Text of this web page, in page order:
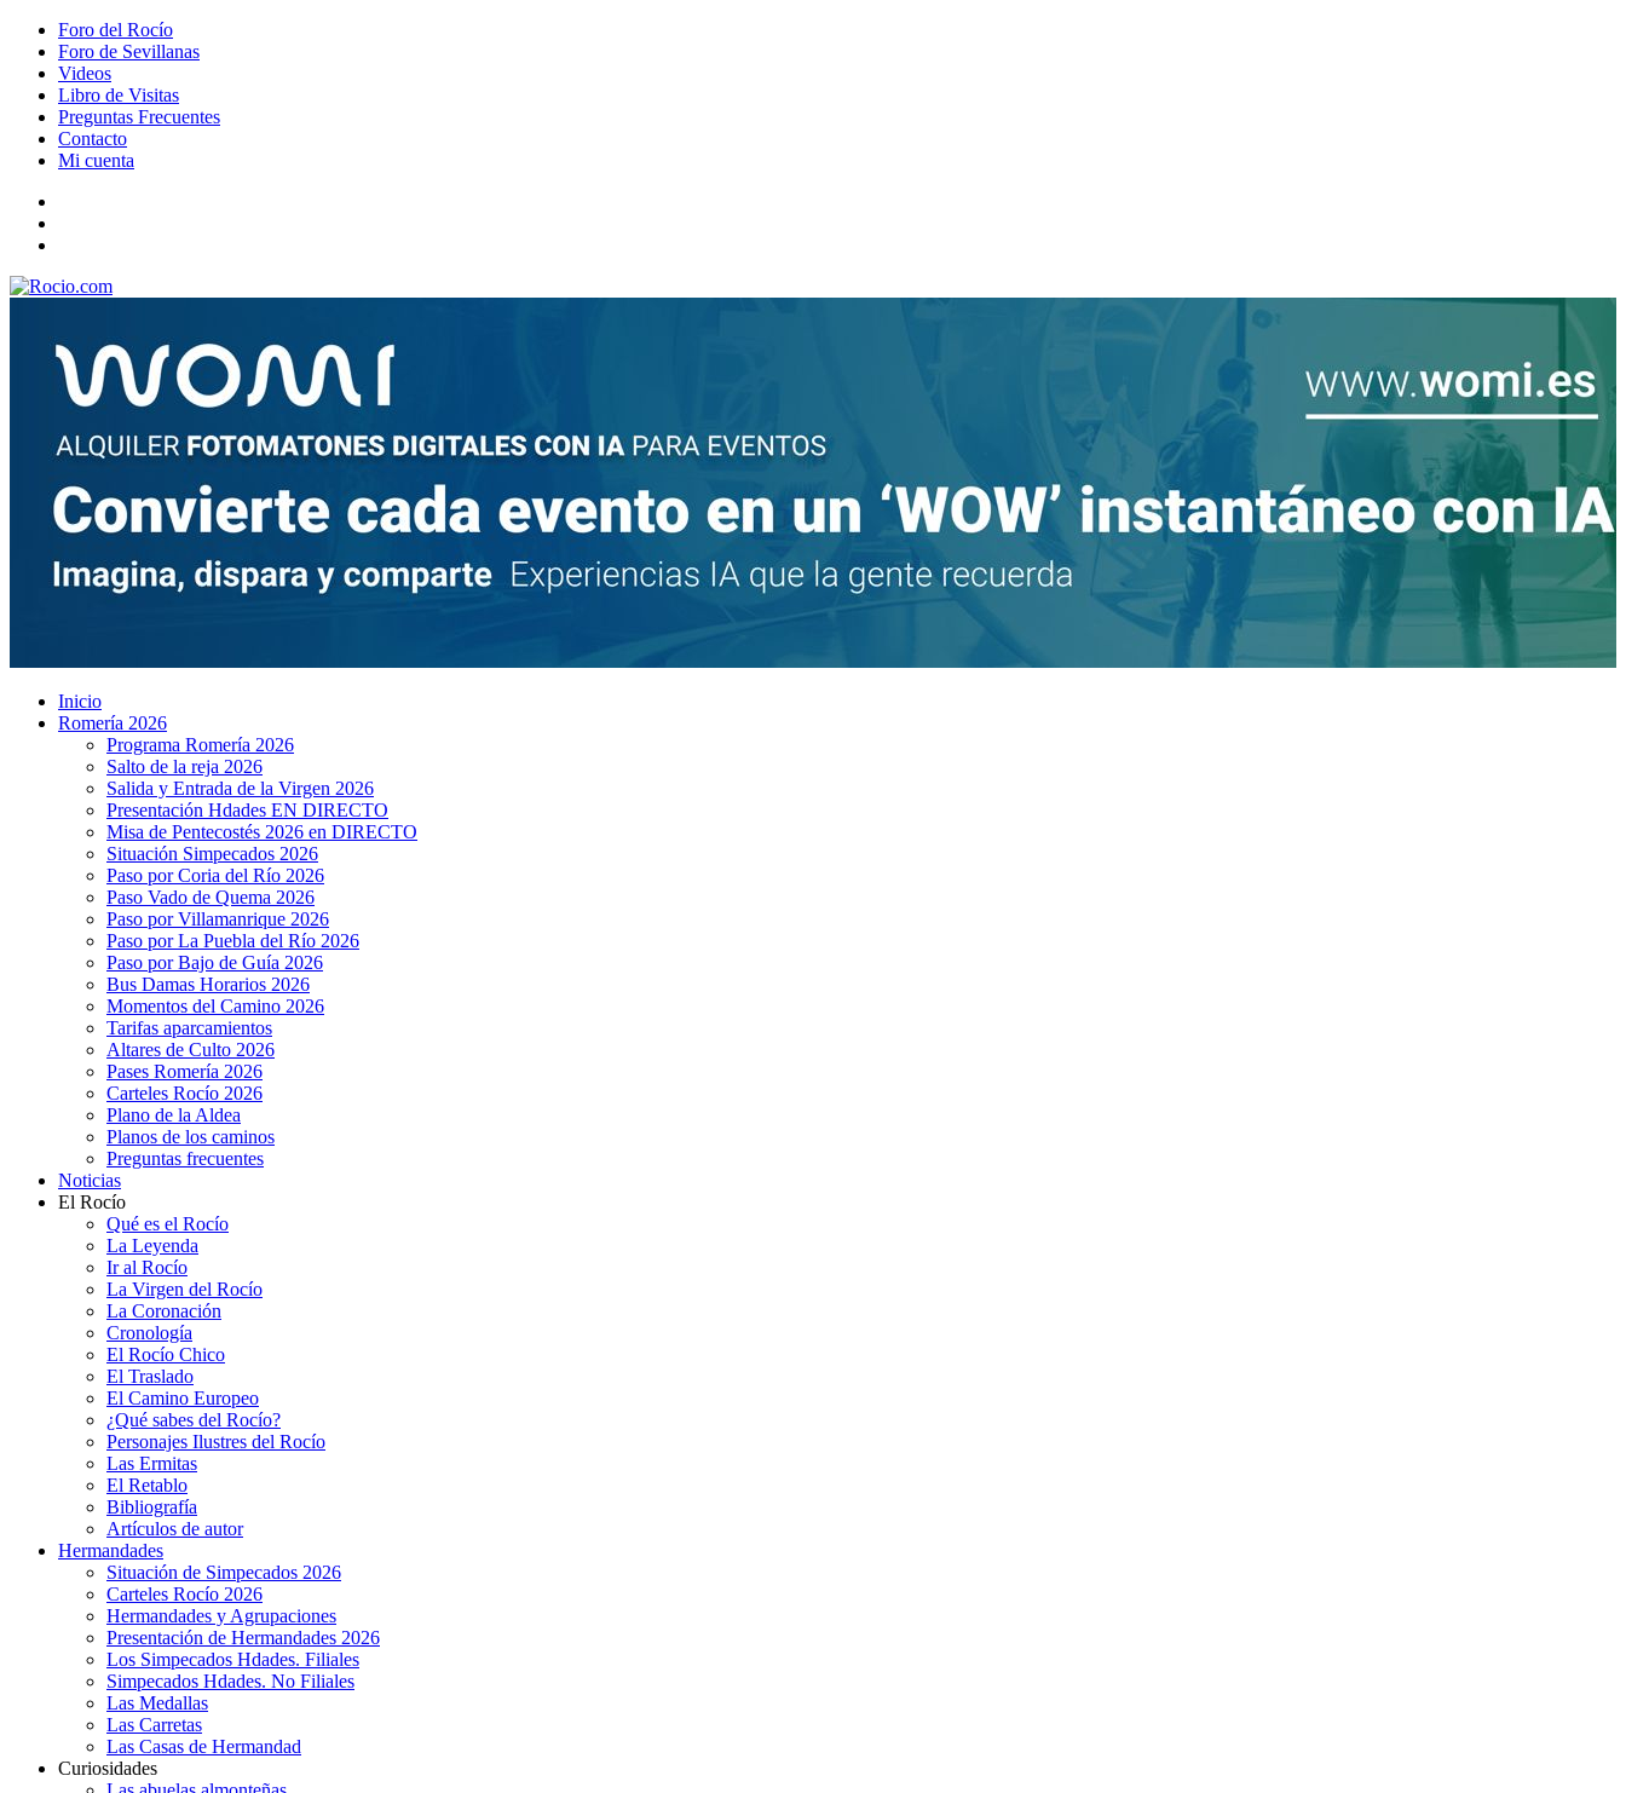
Foro del Rocío
Foro de Sevillanas
Videos
Libro de Visitas
Preguntas Frecuentes
Contacto
Mi cuenta
Inicio
Romería 2026
Programa Romería 2026
Salto de la reja 2026
Salida y Entrada de la Virgen 2026
Presentación Hdades EN DIRECTO
Misa de Pentecostés 2026 en DIRECTO
Situación Simpecados 2026
Paso por Coria del Río 2026
Paso Vado de Quema 2026
Paso por Villamanrique 2026
Paso por La Puebla del Río 2026
Paso por Bajo de Guía 2026
Bus Damas Horarios 2026
Momentos del Camino 2026
Tarifas aparcamientos
Altares de Culto 2026
Pases Romería 2026
Carteles Rocío 2026
Plano de la Aldea
Planos de los caminos
Preguntas frecuentes
Noticias
El Rocío
Qué es el Rocío
La Leyenda
Ir al Rocío
La Virgen del Rocío
La Coronación
Cronología
El Rocío Chico
El Traslado
El Camino Europeo
¿Qué sabes del Rocío?
Personajes Ilustres del Rocío
Las Ermitas
El Retablo
Bibliografía
Artículos de autor
Hermandades
Situación de Simpecados 2026
Carteles Rocío 2026
Hermandades y Agrupaciones
Presentación de Hermandades 2026
Los Simpecados Hdades. Filiales
Simpecados Hdades. No Filiales
Las Medallas
Las Carretas
Las Casas de Hermandad
Curiosidades